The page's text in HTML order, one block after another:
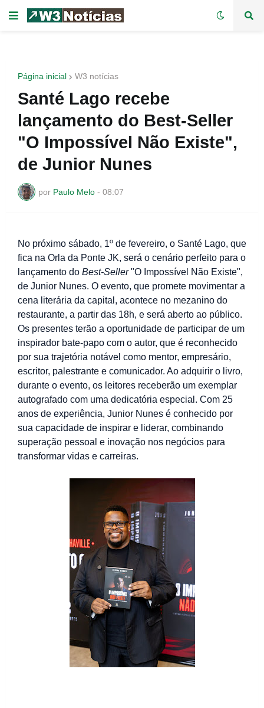
Página inicial W3 notícias
Santé Lago recebe
lançamento do Best-Seller
"O Impossível Não Existe",
de Junior Nunes
por Paulo Melo - 08:07
No próximo sábado, 1º de fevereiro, o Santé Lago, que
fica na Orla da Ponte JK, será o cenário perfeito para o
lançamento do Best-Seller"O Impossível Não Existe",
de Junior Nunes. O evento, que promete movimentar a
cena literária da capital, acontece no mezanino do
restaurante, a partir das 18h, e será aberto ao público.
Os presentes terão a oportunidade de participar de um
inspirador bate-papo com o autor, que é reconhecido
por sua trajetória notável como mentor, empresário,
escritor, palestrante e comunicador. Ao adquirir o livro,
durante o evento, os leitores receberão um exemplar
autografado com uma dedicatória especial. Com 25
anos de experiência, Junior Nunes é conhecido por
sua capacidade de inspirar e liderar, combinando
superação pessoal e inovação nos negócios para
transformar vidas e carreiras.